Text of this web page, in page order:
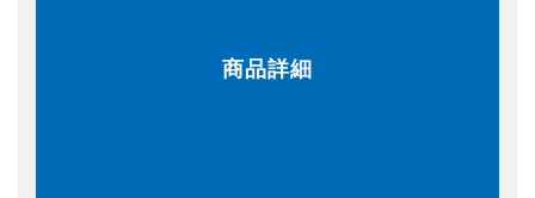
商品詳細